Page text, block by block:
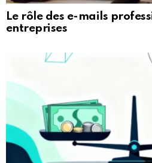
Le rôle des e-mails
entreprises